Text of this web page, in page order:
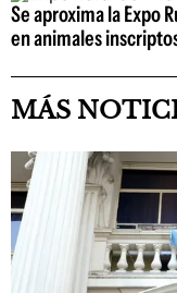
Se aproxima la Expo
en animales
MÁS